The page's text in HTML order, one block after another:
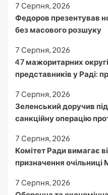
7 Серпня, 2026
Федоров презентував
без масового розшуку
7 Серпня, 2026
47 мажоритарних
представників у Раді:
7 Серпня, 2026
Зеленський доручив
санкційну операцію
7 Серпня, 2026
Комітет Ради вимагає
призначення очільниці
7 Серпня, 2026